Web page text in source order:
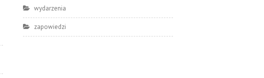
wydarzenia
zapowiedzi